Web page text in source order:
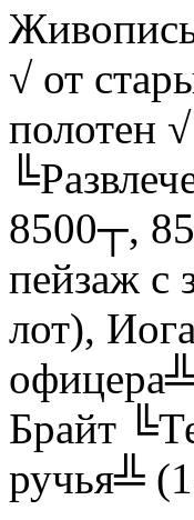
√ от
полотен
8500┬,
пейзаж с
лот),
Брайт
ручья╩